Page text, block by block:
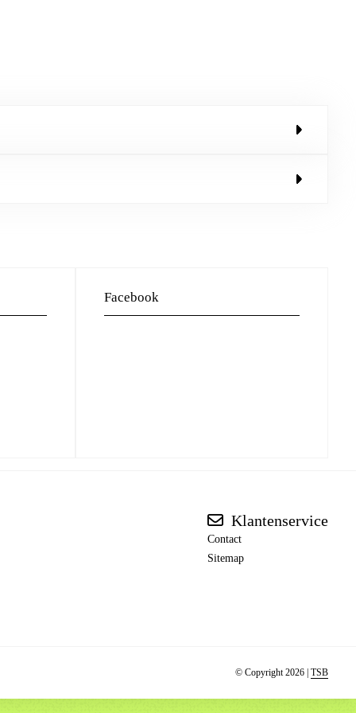
Facebook
Klantenservice
Contact
Sitemap
© Copyright 2026 | TSB